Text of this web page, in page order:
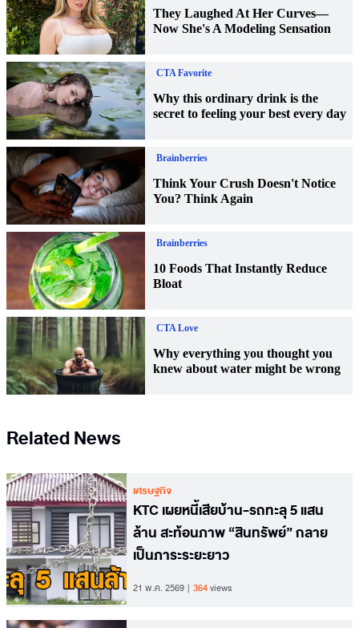
Related News
เศรษฐกิจ
KTC เผยหนี้เสียบ้าน-รถทะลุ 5 แสน
ล้าน สะท้อนภาพ “สินทรัพย์” กลาย
เป็นภาระระยะยาว
21 พ.ค. 2569 364views